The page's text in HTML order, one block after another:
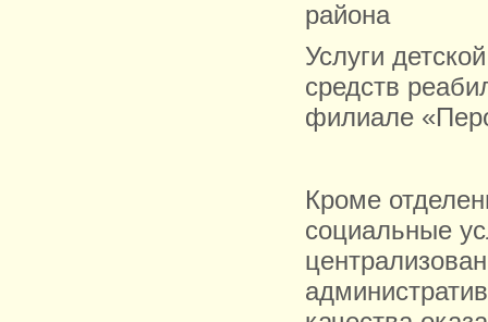
района
Услуги
средств
филиале
Кроме
социальные